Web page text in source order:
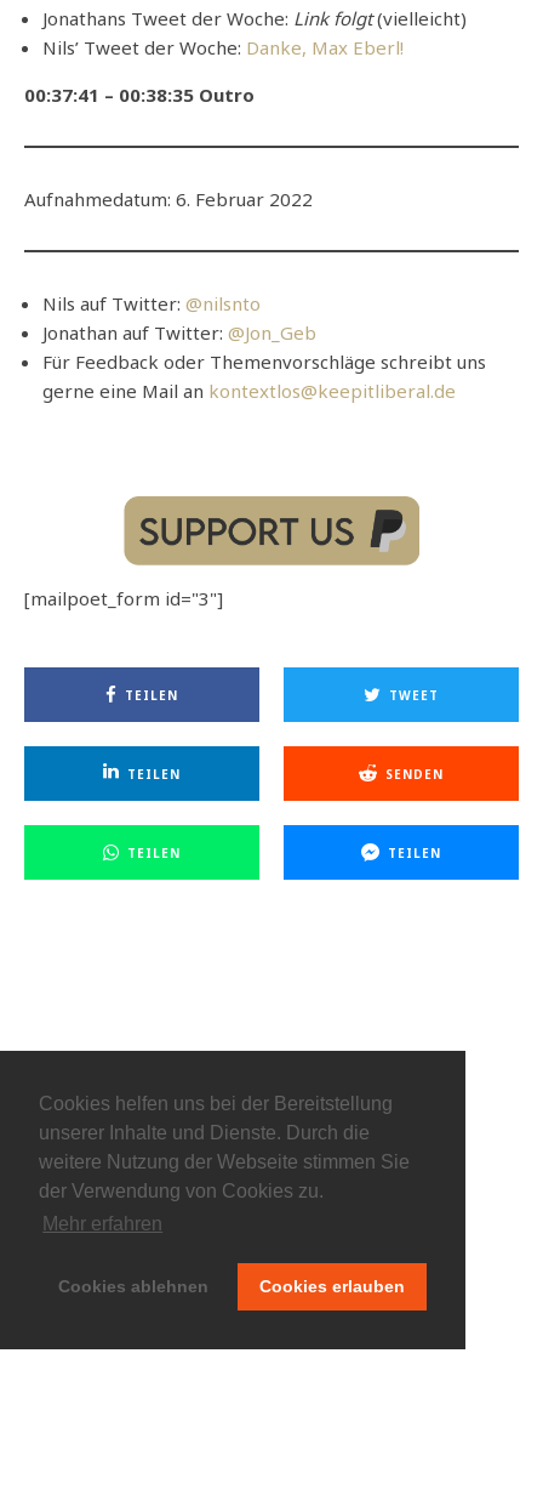
Cookies helfen uns bei der Bereitstellung
unserer Inhalte und Dienste. Durch die
weitere Nutzung der Webseite stimmen Sie
der Verwendung von Cookies zu.
Mehr erfahren
Cookies ablehnen Cookies erlauben
Jonathans Tweet der Woche: Link folgt(vielleicht)
Nils’ Tweet der Woche: Danke, Max Eberl!
00:37:41 – 00:38:35 Outro
Aufnahmedatum: 6. Februar 2022
Nils auf Twitter: @nilsnto
Jonathan auf Twitter: @Jon_Geb
Für Feedback oder Themenvorschläge schreibt uns
gerne eine Mail an kontextlos@keepitliberal.de
[mailpoet_form id="3"]
TEILEN TWEET
TEILEN SENDEN
TEILEN TEILEN
Datenschutzerklärung Impressum Kontakt